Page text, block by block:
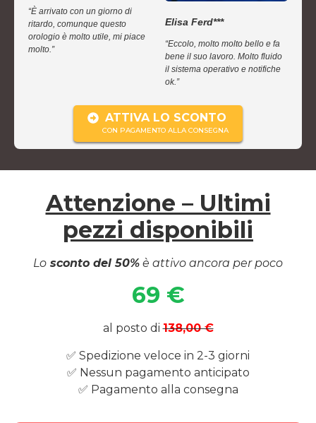
“È arrivato con un giorno di
ritardo, comunque questo
orologio è molto utile, mi piace
molto.”
Elisa Ferd***
“Eccolo, molto molto bello e fa
bene il suo lavoro. Molto fluido
il sistema operativo e notifiche
ok.”
ATTIVA LO SCONTO
CON PAGAMENTO ALLA CONSEGNA
Attenzione – Ultimi
pezzi disponibili
Lo sconto del 50% è attivo ancora per poco
69 €
al posto di138,00 €
✅ Spedizione veloce in 2-3 giorni
✅ Nessun pagamento anticipato
✅ Pagamento alla consegna